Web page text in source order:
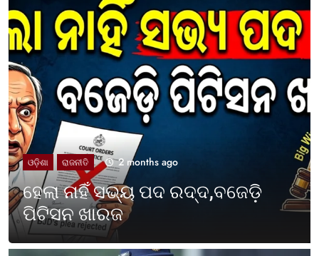
UNCATEGORIZED 2 months ago
ଓଡ଼ିଶା ପାଳିଲା ପଶ୍ଚିମବଙ୍ଗ
ପ୍ରତିଷ୍ଠା ଦିବସ